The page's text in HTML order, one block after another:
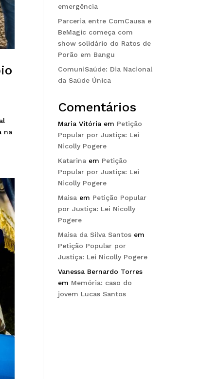
na
emergência
Parceria entre ComCausa e
BeMagic começa com
show solidário do Ratos de
Porão em Bangu
ComuniSaúde: Dia Nacional
da Saúde Única
Comentários
Maria Vitória em Petição
Popular por Justiça: Lei
Nicolly Pogere
Katarina em Petição
Popular por Justiça: Lei
Nicolly Pogere
Maisa em Petição Popular
por Justiça: Lei Nicolly
Pogere
Maisa da Silva Santos em
Petição Popular por
Justiça: Lei Nicolly Pogere
Vanessa Bernardo Torres
em Memória: caso do
jovem Lucas Santos